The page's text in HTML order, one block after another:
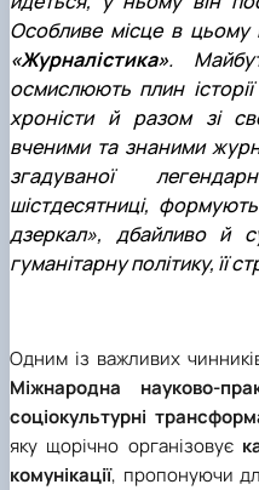
Особливе місце в цьому
«Журналістика».
осмислюють плин
хроністи й разом зі
вченими та знаними
згадуваної
шістдесятниці,
дзеркал», дбайливо й
гуманітарну політику, її
Одним із важливих
Міжнародна науково-
соціокультурні
яку щорічно організовує
комунікації, пропонуючи